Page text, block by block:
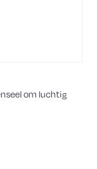
om luchtig